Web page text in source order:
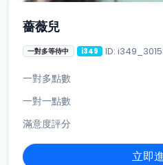
薔薇兒
一對多等待中 i349 ID:
一對多點數
一對一點數
滿意度評分
立即